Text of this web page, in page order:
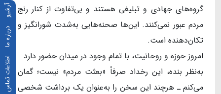
آرشیو
درباره ما
اطلاعات تماس
گروه‌های جهادی و تبلیغی هستند و بی‌تفاوت از کنار رنج
مردم عبور نمی‌کنند. این‌ها صحنه‌هایی به‌شدت شورانگیز و
تکان‌دهنده است.
امروز حوزه و روحانیت، با تمام وجود در میدان حضور دارد
به‌نظر بنده، این رخداد صرفاً «بعثت مردم» نیست؛ گمان
می‌کنم ـ هرچند این سخن را به‌عنوان یک برداشت شخصی